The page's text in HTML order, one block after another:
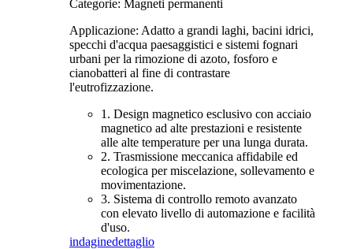
Categorie: Magneti permanenti
Applicazione: Adatto a grandi laghi, bacini idrici,
specchi d'acqua paesaggistici e sistemi fognari
urbani per la rimozione di azoto, fosforo e
cianobatteri al fine di contrastare
l'eutrofizzazione.
1. Design magnetico esclusivo con acciaio
magnetico ad alte prestazioni e resistente
alle alte temperature per una lunga durata.
2. Trasmissione meccanica affidabile ed
ecologica per miscelazione, sollevamento e
movimentazione.
3. Sistema di controllo remoto avanzato
con elevato livello di automazione e facilità
d'uso.
indaginedettaglio